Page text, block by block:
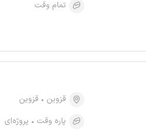
تمام وقت
قزوین
قزوین
پاره وقت
پروژه‌ای